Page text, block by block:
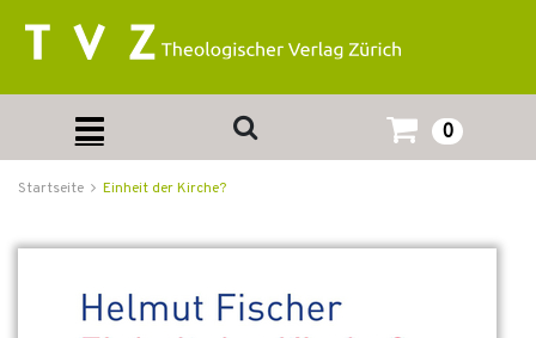
0
Startseite Einheit der Kirche?